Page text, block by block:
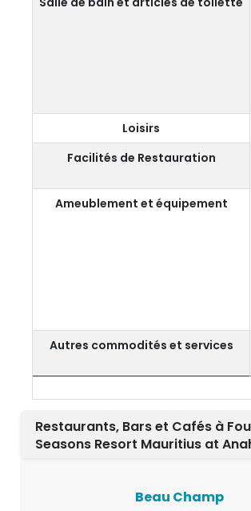
Loisirs
Facilités de Restauration
Ameublement et équipement
Autres commodités et services
Restaurants, Bars et Cafés à
Seasons Resort Mauritius at
Beau Champ